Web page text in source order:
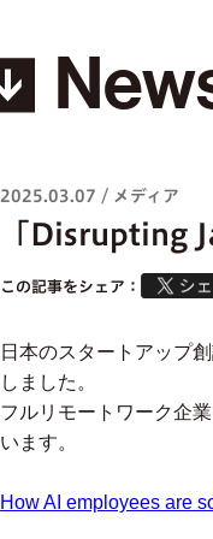
2025.03.07 / メディア
「Disrupting
この記事をシェア：
日本のスタートアップ
しました。
フルリモートワーク企
います。
How AI employees are